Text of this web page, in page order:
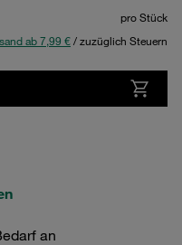
pro Stück
ab 7,99 €/ zuzüglich Steuern
an